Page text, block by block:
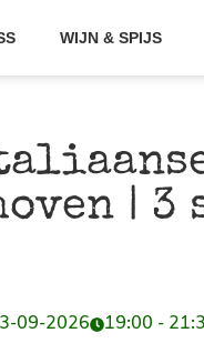
WIJN & SPIJS
| 3
09-2026
19:00 -